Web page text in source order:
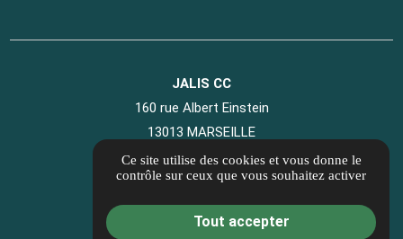
JALIS CC
160 rue Albert Einstein
13013 MARSEILLE
04 89 41 07 40
Mentions légales
Ce site utilise des cookies et vous donne le
contrôle sur ceux que vous souhaitez activer
Tout accepter